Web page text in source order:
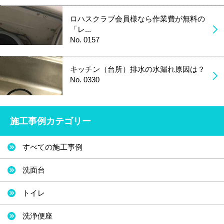
ロハスクラブ会員様なら作業費が無料の
「レ...
No. 0157
キッチン（台所）排水の水漏れ原因は？
No. 0330
施工事例カテゴリー
すべての施工事例
洗面台
トイレ
洗浄便座